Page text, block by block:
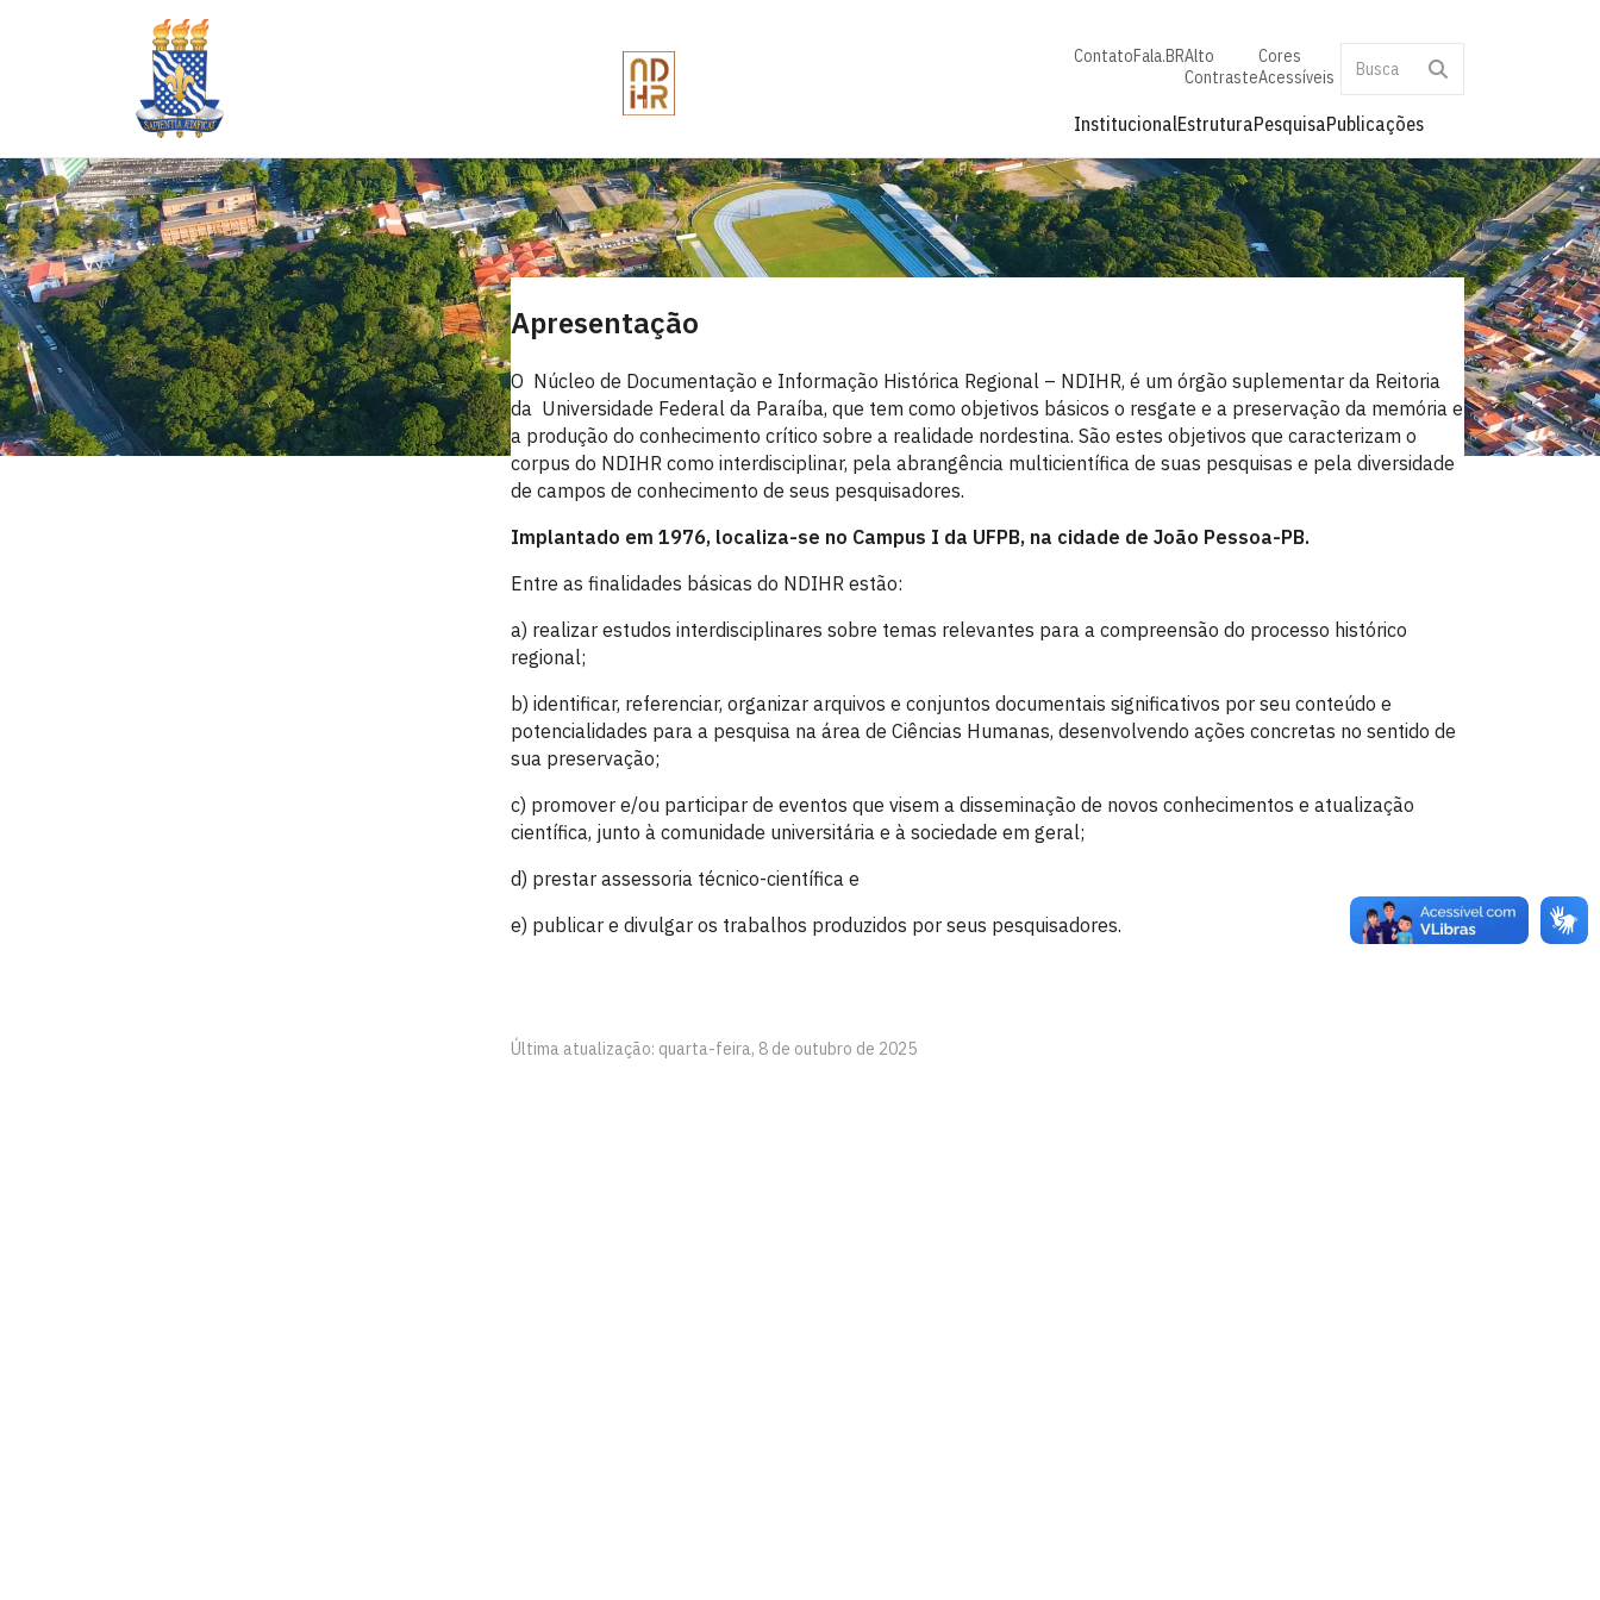
ContatoFala.BRAlto
Contraste
Cores
Acessíveis
InstitucionalEstruturaPesquisaPublicações
Apresentação
O Núcleo de Documentação e Informação Histórica Regional – NDIHR, é um órgão suplementar da Reitoria
da Universidade Federal da Paraíba, que tem como objetivos básicos o resgate e a preservação da memória e
a produção do conhecimento crítico sobre a realidade nordestina. São estes objetivos que caracterizam o
corpus do NDIHR como interdisciplinar, pela abrangência multicientífica de suas pesquisas e pela diversidade
de campos de conhecimento de seus pesquisadores.
Implantado em 1976, localiza-se no Campus I da UFPB, na cidade de João Pessoa-PB.
Entre as finalidades básicas do NDIHR estão:
a) realizar estudos interdisciplinares sobre temas relevantes para a compreensão do processo histórico
regional;
b) identificar, referenciar, organizar arquivos e conjuntos documentais significativos por seu conteúdo e
potencialidades para a pesquisa na área de Ciências Humanas, desenvolvendo ações concretas no sentido de
sua preservação;
c) promover e/ou participar de eventos que visem a disseminação de novos conhecimentos e atualização
científica, junto à comunidade universitária e à sociedade em geral;
d) prestar assessoria técnico-científica e
e) publicar e divulgar os trabalhos produzidos por seus pesquisadores.
Última atualização: quarta-feira, 8 de outubro de 2025